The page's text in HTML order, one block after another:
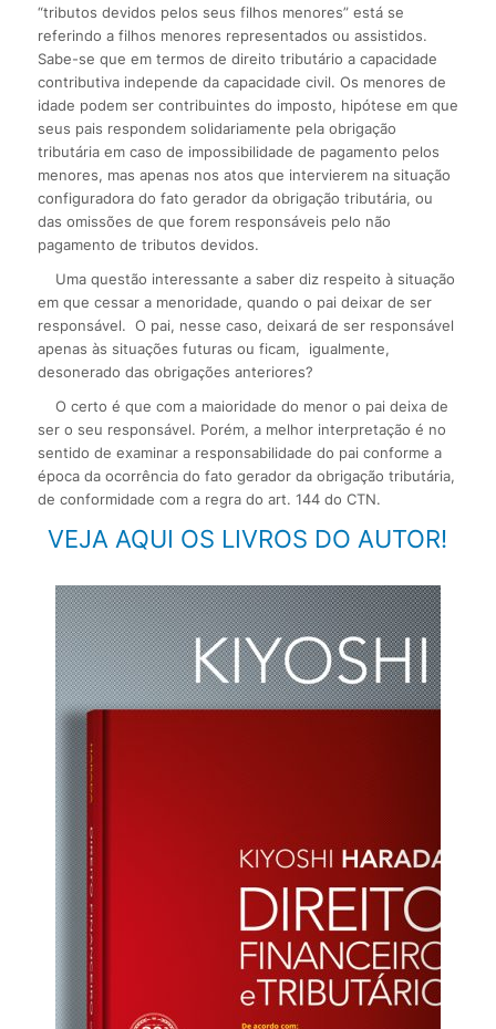
“tributos devidos pelos seus filhos menores” está se
referindo a filhos menores representados ou assistidos.
Sabe-se que em termos de direito tributário a capacidade
contributiva independe da capacidade civil. Os menores de
idade podem ser contribuintes do imposto, hipótese em que
seus pais respondem solidariamente pela obrigação
tributária em caso de impossibilidade de pagamento pelos
menores, mas apenas nos atos que intervierem na situação
configuradora do fato gerador da obrigação tributária, ou
das omissões de que forem responsáveis pelo não
pagamento de tributos devidos.
Uma questão interessante a saber diz respeito à situação
em que cessar a menoridade, quando o pai deixar de ser
responsável. O pai, nesse caso, deixará de ser responsável
apenas às situações futuras ou ficam, igualmente,
desonerado das obrigações anteriores?
O certo é que com a maioridade do menor o pai deixa de
ser o seu responsável. Porém, a melhor interpretação é no
sentido de examinar a responsabilidade do pai conforme a
época da ocorrência do fato gerador da obrigação tributária,
de conformidade com a regra do art. 144 do CTN.
VEJA AQUI OS LIVROS DO AUTOR!